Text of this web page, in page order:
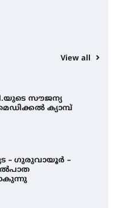
View all
– ഗുരുവായൂർ –
2026’ ഉണർന്നു